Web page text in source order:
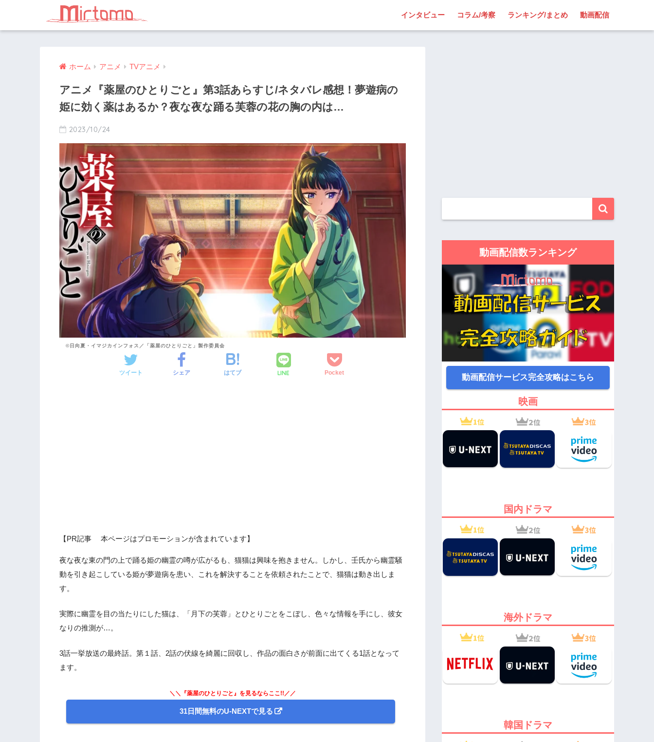
インタビュー コラム/考察 ランキング/まとめ 動画配信
ホーム アニメ TVアニメ
アニメ『薬屋のひとりごと』第3話あらすじ/ネタバレ感想！夢遊病の
姫に効く薬はあるか？夜な夜な踊る芙蓉の花の胸の内は…
2023/10/24
©日向夏・イマジカインフォス／「薬屋のひとりごと」製作委員会
ツイート シェア はてブ LINE Pocket
【PR記事 本ページはプロモーションが含まれています】
夜な夜な東の門の上で踊る姫の幽霊の噂が広がるも、猫猫は興味を抱きません。しかし、壬氏から幽霊騒
動を引き起こしている姫が夢遊病を患い、これを解決することを依頼されたことで、猫猫は動き出しま
す。
実際に幽霊を目の当たりにした猫は、「月下の芙蓉」とひとりごとをこぼし、色々な情報を手にし、彼女
なりの推測が…。
3話一挙放送の最終話。第１話、2話の伏線を綺麗に回収し、作品の面白さが前面に出てくる1話となって
ます。
＼＼『薬屋のひとりごと』を見るならここ!!／／
31日間無料のU-NEXTで見る
動画配信数ランキング
動画配信サービス完全攻略はこちら
映画
国内ドラマ
海外ドラマ
韓国ドラマ